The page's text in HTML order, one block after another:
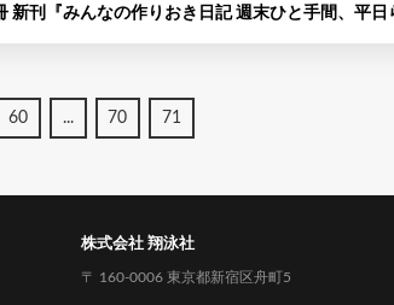
新刊『みんなの作りおき日記 週末ひと手間、平日
60 ... 70 71
株式会社 翔泳社
〒 160-0006 東京都新宿区舟町5